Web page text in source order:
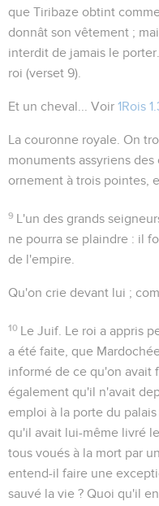
que Tiribaze obtint
donnât son vêtement ;
interdit de jamais le
roi (verset 9).
Et un cheval... Voir 1Rois
La couronne royale . On
monuments assyriens
ornement à trois pointes,
9 L'un des grands
ne pourra se plaindre : il
de l'empire.
Qu'on crie devant lui ;
10 Le Juif . Le roi a appris
a été faite, que
informé de ce qu'on avait
également qu'il n'avait
emploi à la porte du palais
qu'il avait lui-même livré
tous voués à la mort par
entend-il faire une
sauvé la vie ? Quoi qu'il